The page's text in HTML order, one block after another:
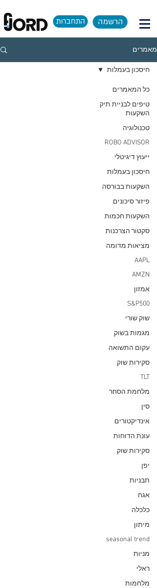
הרשמה התחברות
מאמרים
כל המאמרים
טיפים לבניית תיק
השקעות
טכנולוגיה
ROBO ADVISOR
ייעוץ דיגיטלי
חיסכון בעמלות
השקעות בבורסה
פיזור סיכונים
השקעות חכמות
סקטור הצרכנות
מציאות מדומה
AAPL
AMZN
אמזון
S&P500
שוק שורי
מגמות בשוק
עקום התשואה
סקירות שוק
TLT
מלחמת הסחר
סין
אינדיקטורים
עונת הדוחות
סקירות שוק
יפן
תבניות
אגח
כלכלה
מיתון
seasonal trend
מניות
ראלי
מלחמות
חיסכון בעמלות